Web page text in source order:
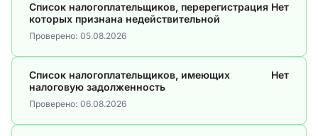
Список налогоплательщиков, перерегистрация
которых признана недействительной
Нет
Проверено: 05.08.2026
Список налогоплательщиков, имеющих
налоговую задолженность
Нет
Проверено: 06.08.2026